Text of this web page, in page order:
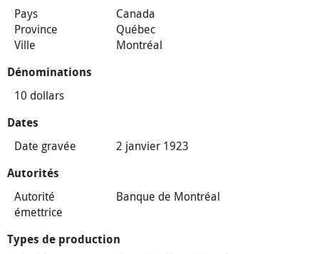
Pays
Canada
Province
Québec
Ville
Montréal
Dénominations
10 dollars
Dates
Date gravée 2 janvier 1923
Autorités
Autorité
émettrice
Banque de Montréal
Types de production